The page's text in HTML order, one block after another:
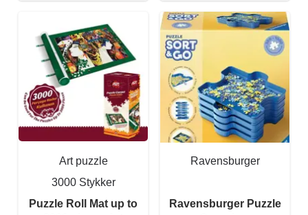
Art puzzle
3000 Stykker
Puzzle Roll Mat up to
Ravensburger
Ravensburger Puzzle